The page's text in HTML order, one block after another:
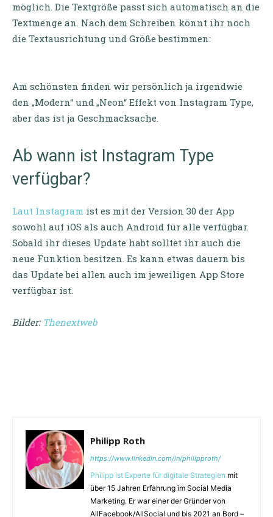
möglich. Die Textgröße passt sich automatisch an die
Textmenge an. Nach dem Schreiben könnt ihr noch
die Textausrichtung und Größe bestimmen:
Am schönsten finden wir persönlich ja irgendwie
den „Modern“ und „Neon“ Effekt von Instagram Type,
aber das ist ja Geschmacksache.
Ab wann ist Instagram Type
verfügbar?
Laut Instagram ist es mit der Version 30 der App
sowohl auf iOS als auch Android für alle verfügbar.
Sobald ihr dieses Update habt solltet ihr auch die
neue Funktion besitzen. Es kann etwas dauern bis
das Update bei allen auch im jeweiligen App Store
verfügbar ist.
Bilder: Thenextweb
Philipp Roth
https://www.linkedin.com/in/philipproth/
Philipp ist Experte für digitale Strategien mit
über 15 Jahren Erfahrung im Social Media
Marketing. Er war einer der Gründer von
AllFacebook/AllSocial und bis 2021 an Bord –